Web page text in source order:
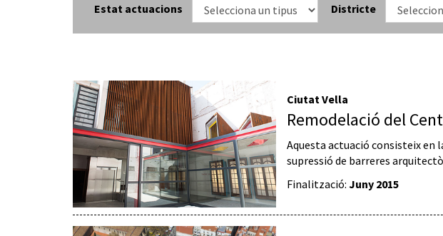
Estat actuacions Districte
Ciutat Vella
Remodelació del
Aquesta actuació consisteix
supressió de barreres
Finalització: Juny 2015